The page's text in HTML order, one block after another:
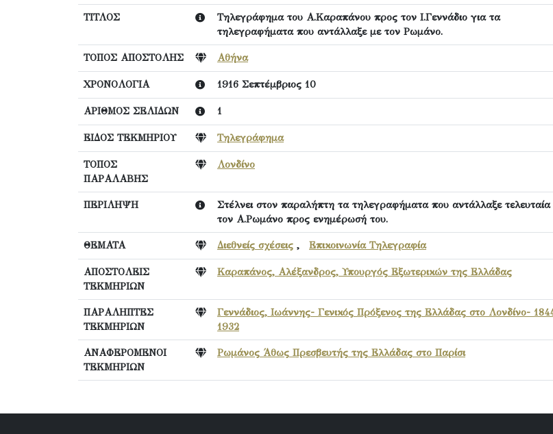
ΤΙΤΛΟΣ
Τηλεγράφημα του Α.Καραπάνου προς τον Ι.Γεννάδιο για τα
τηλεγραφήματα που αντάλλαξε με τον Ρωμάνο.
ΤΟΠΟΣ ΑΠΟΣΤΟΛΗΣ Αθήνα
ΧΡΟΝΟΛΟΓΙΑ 1916 Σεπτέμβριος 10
ΑΡΙΘΜΟΣ ΣΕΛΙΔΩΝ 1
ΕΙΔΟΣ ΤΕΚΜΗΡΙΟΥ Τηλεγράφημα
ΤΟΠΟΣ
ΠΑΡΑΛΑΒΗΣ
Λονδίνο
ΠΕΡΙΛΗΨΗ
Στέλνει στον παραλήπτη τα τηλεγραφήματα που αντάλλαξε τελευταία
τον Α.Ρωμάνο προς ενημέρωσή του.
ΘΕΜΑΤΑ Διεθνείς σχέσεις , Επικοινωνία Τηλεγραφία
ΑΠΟΣΤΟΛΕΙΣ
ΤΕΚΜΗΡΙΩΝ
Καραπάνος, Αλέξανδρος, Υπουργός Εξωτερικών της Ελλάδας
ΠΑΡΑΛΗΠΤΕΣ
ΤΕΚΜΗΡΙΩΝ
Γεννάδιος, Ιωάννης- Γενικός Πρόξενος της Ελλάδας στο Λονδίνο-
1932
ΑΝΑΦΕΡΟΜΕΝΟΙ
ΤΕΚΜΗΡΙΩΝ
Ρωμάνος Άθως Πρεσβευτής της Ελλάδας στο Παρίσι